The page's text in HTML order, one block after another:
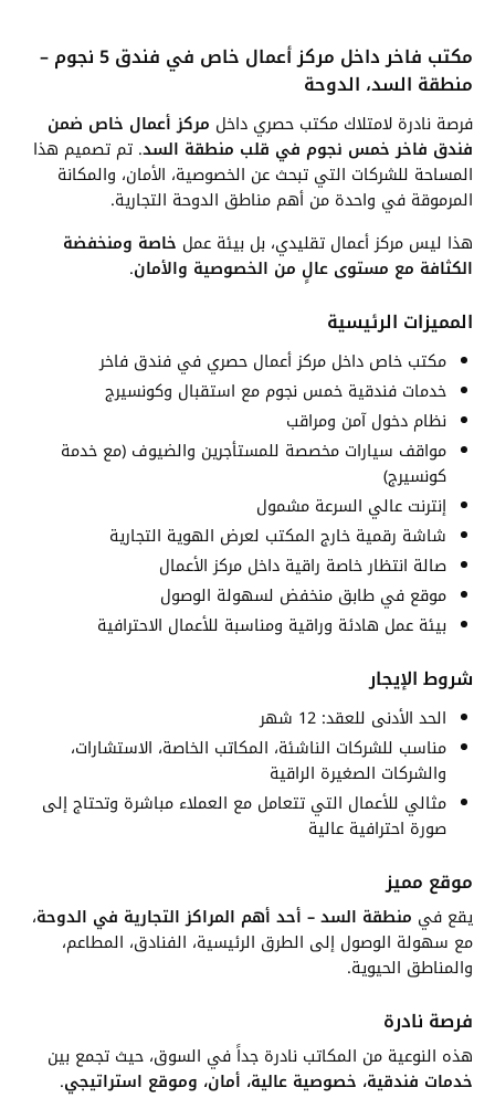
مكتب فاخر داخل مركز أعمال خاص في فندق 5 نجوم –
منطقة السد، الدوحة
فرصة نادرة لامتلاك مكتب حصري داخل مركز أعمال خاص ضمن
فندق فاخر خمس نجوم في قلب منطقة السد. تم تصميم هذا
المساحة للشركات التي تبحث عن الخصوصية، الأمان، والمكانة
المرموقة في واحدة من أهم مناطق الدوحة التجارية.
هذا ليس مركز أعمال تقليدي، بل بيئة عمل خاصة ومنخفضة
الكثافة مع مستوى عالٍ من الخصوصية والأمان.
المميزات الرئيسية
مكتب خاص داخل مركز أعمال حصري في فندق فاخر
خدمات فندقية خمس نجوم مع استقبال وكونسيرج
نظام دخول آمن ومراقب
مواقف سيارات مخصصة للمستأجرين والضيوف (مع خدمة
كونسيرج)
إنترنت عالي السرعة مشمول
شاشة رقمية خارج المكتب لعرض الهوية التجارية
صالة انتظار خاصة راقية داخل مركز الأعمال
موقع في طابق منخفض لسهولة الوصول
بيئة عمل هادئة وراقية ومناسبة للأعمال الاحترافية
شروط الإيجار
الحد الأدنى للعقد: 12 شهر
مناسب للشركات الناشئة، المكاتب الخاصة، الاستشارات،
والشركات الصغيرة الراقية
مثالي للأعمال التي تتعامل مع العملاء مباشرة وتحتاج إلى
صورة احترافية عالية
موقع مميز
يقع في منطقة السد – أحد أهم المراكز التجارية في الدوحة،
مع سهولة الوصول إلى الطرق الرئيسية، الفنادق، المطاعم،
والمناطق الحيوية.
فرصة نادرة
هذه النوعية من المكاتب نادرة جداً في السوق، حيث تجمع بين
خدمات فندقية، خصوصية عالية، أمان، وموقع استراتيجي.